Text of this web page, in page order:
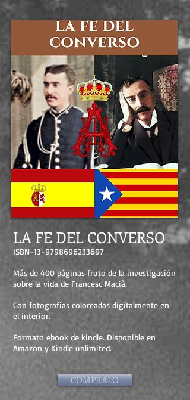
LA FE DEL CONVERSO
ISBN-13-9798696233697
Más de 400 páginas fruto de la investigación
sobre la vida de Francesc Macià.
Con fotografías coloreadas digitalmente en
el interior.
Formato ebook de kindle. Disponible en
Amazon y Kindle unlimited.
CÓMPRALO